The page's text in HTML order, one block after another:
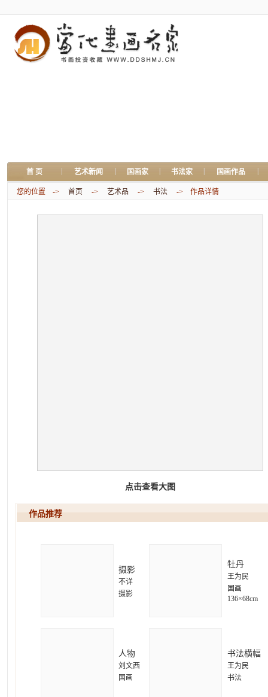
首 页 艺术新闻 国画家 书法家 国画作品
您的位置 -> 首页 -> 艺术品 -> 书法 -> 作品详情
点击查看大图
作品推荐
摄影
不详
摄影
牡丹
王为民
国画
136×68cm
人物
刘文西
国画
书法横幅
王为民
书法